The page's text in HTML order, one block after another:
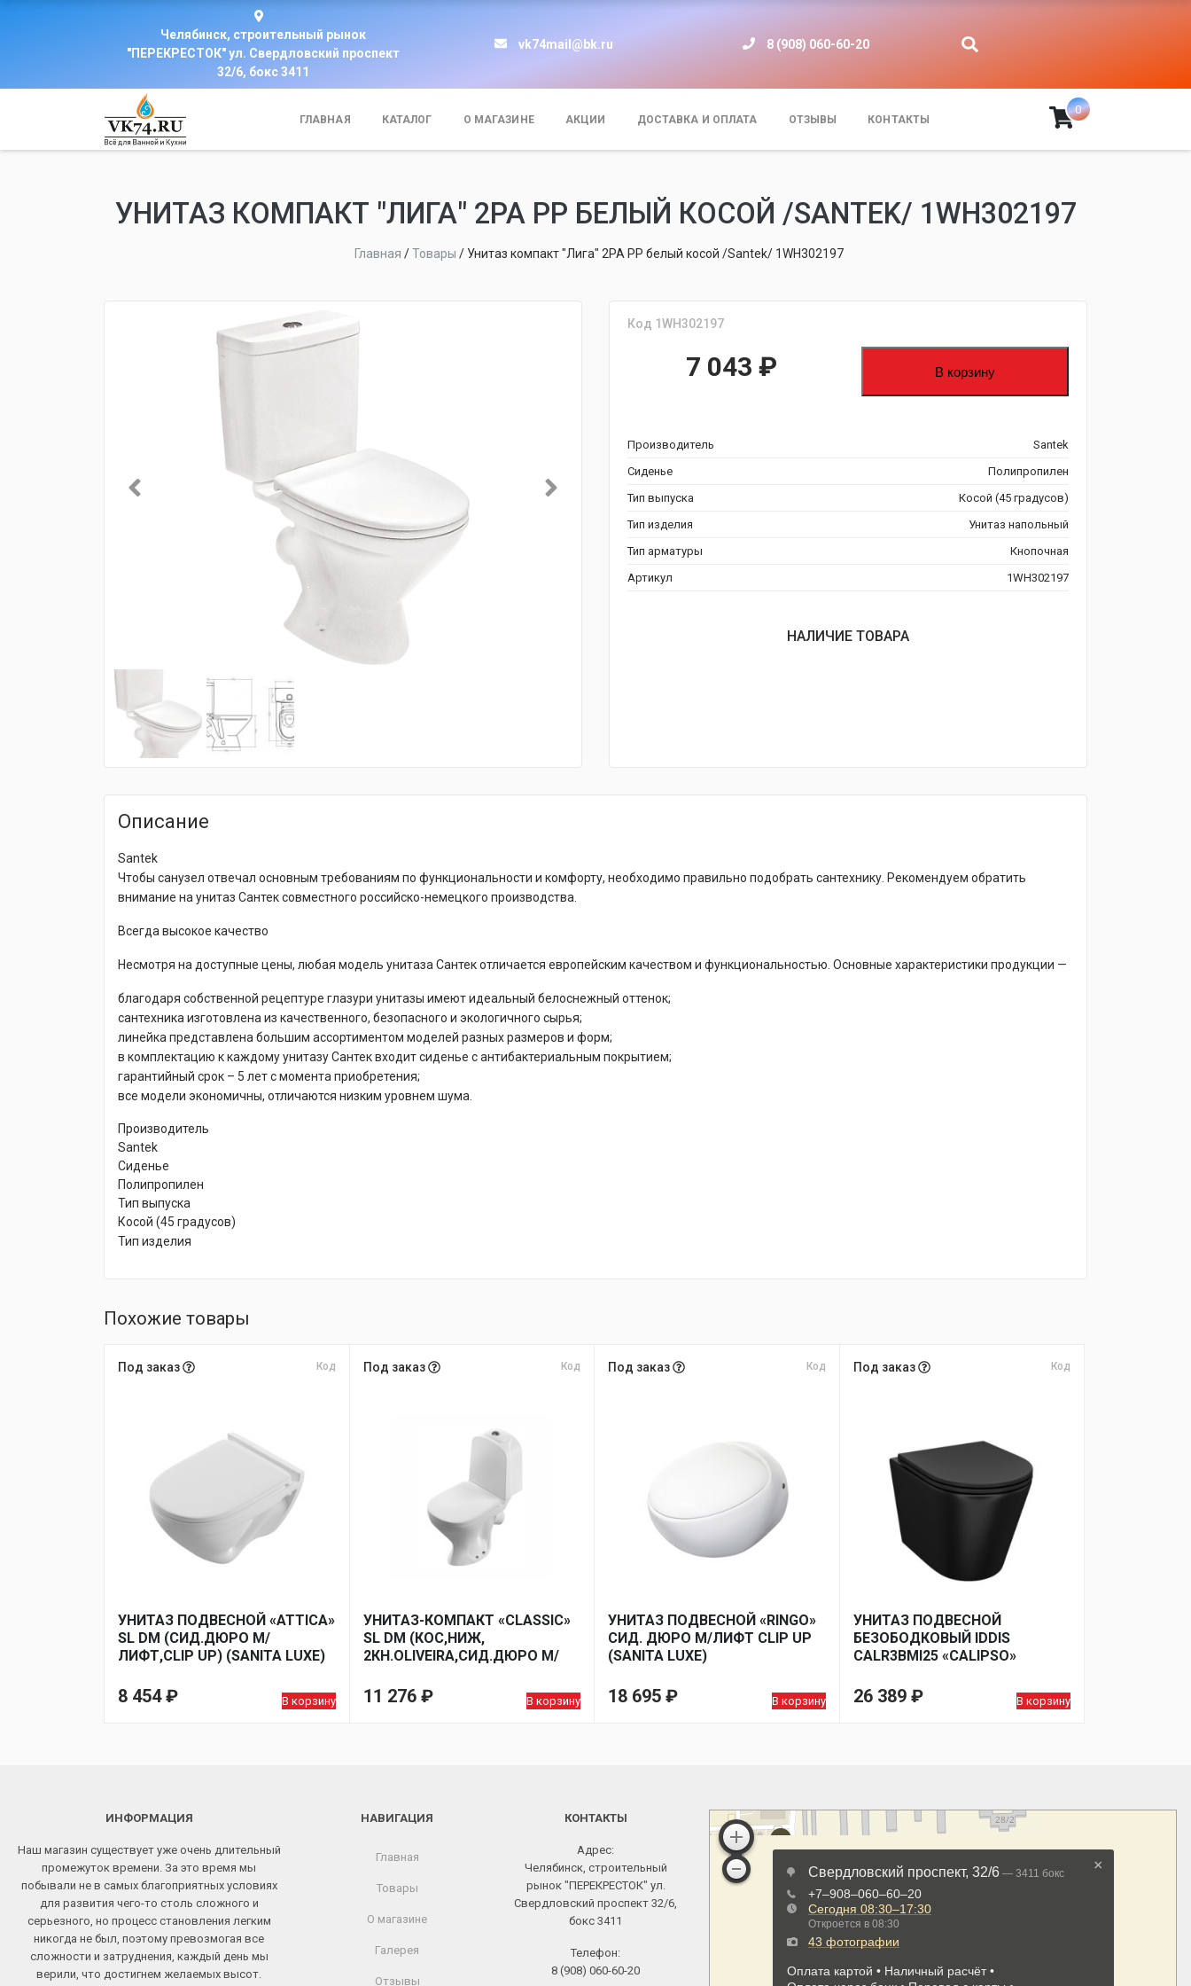
Челябинск, строительный рынок
"ПЕРЕКРЕСТОК" ул. Свердловский проспект
32/6, бокс 3411
vk74mail@bk.ru 8 (908) 060-60-20
ГЛАВНАЯ КАТАЛОГ О МАГАЗИНЕ АКЦИИ ДОСТАВКА И ОПЛАТА ОТЗЫВЫ КОНТАКТЫ
0
УНИТАЗ КОМПАКТ "ЛИГА" 2РА PP БЕЛЫЙ КОСОЙ /SANTEK/ 1WH302197
Главная /Товары / Унитаз компакт "Лига" 2РА PP белый косой /Santek/ 1WH302197
Код 1WH302197
7 043 ₽ В корзину
Производитель
Santek
Сиденье
Полипропилен
Тип выпуска
Косой (45 градусов)
Тип изделия
Унитаз напольный
Тип арматуры
Кнопочная
Артикул
1WH302197
НАЛИЧИЕ ТОВАРА
Описание
Santek
Чтобы санузел отвечал основным требованиям по функциональности и комфорту, необходимо правильно подобрать сантехнику. Рекомендуем обратить
внимание на унитаз Сантек совместного российско-немецкого производства.
Всегда высокое качество
Несмотря на доступные цены, любая модель унитаза Сантек отличается европейским качеством и функциональностью. Основные характеристики продукции —
благодаря собственной рецептуре глазури унитазы имеют идеальный белоснежный оттенок;
сантехника изготовлена из качественного, безопасного и экологичного сырья;
линейка представлена большим ассортиментом моделей разных размеров и форм;
в комплектацию к каждому унитазу Сантек входит сиденье с антибактериальным покрытием;
гарантийный срок – 5 лет с момента приобретения;
все модели экономичны, отличаются низким уровнем шума.
Производитель
Santek
Сиденье
Полипропилен
Тип выпуска
Косой (45 градусов)
Тип изделия
Похожие товары
Под заказ Код
УНИТАЗ ПОДВЕСНОЙ «ATTICA»
SL DM (СИД.ДЮРО М/
ЛИФТ,CLIP UP) (SANITA LUXE)
8 454₽ В корзину
Под заказ Код
УНИТАЗ-КОМПАКТ «CLASSIC»
SL DM (КОС,НИЖ,
2КН.OLIVEIRA,СИД.ДЮРО М/
11 276 ₽ В корзину
Под заказ Код
УНИТАЗ ПОДВЕСНОЙ «RINGO»
СИД. ДЮРО М/ЛИФТ CLIP UP
(SANITA LUXE)
18 695 ₽ В корзину
Под заказ Код
УНИТАЗ ПОДВЕСНОЙ
БЕЗОБОДКОВЫЙ IDDIS
CALR3BMI25 «CALIPSO»
ДЮРОПЛАСТ,МИКРОЛИФТ,ЧЕРНЫЙ
26 389 ₽ В корзину
ИНФОРМАЦИЯ
Наш магазин существует уже очень длительный
промежуток времени. За это время мы
побывали не в самых благоприятных условиях
для развития чего-то столь сложного и
серьезного, но процесс становления легким
никогда не был, поэтому превозмогая все
сложности и затруднения, каждый день мы
верили, что достигнем желаемых высот.
НАВИГАЦИЯ
Главная
Товары
О магазине
Галерея
Отзывы
КОНТАКТЫ
Адрес:
Челябинск, строительный
рынок "ПЕРЕКРЕСТОК" ул.
Свердловский проспект 32/6,
бокс 3411
Телефон:
8 (908) 060-60-20